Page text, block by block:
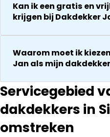
Kan ik een gratis en
krijgen bij Dakdekker
Waarom moet ik
Jan als mijn
Servicegebied
dakdekkers in
omstreken